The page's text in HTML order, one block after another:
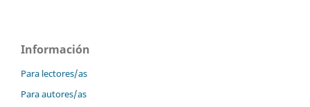
Información
Para lectores/as
Para autores/as